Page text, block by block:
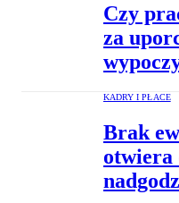
Czy
za
KADRY I PŁACE
Brak
otwiera